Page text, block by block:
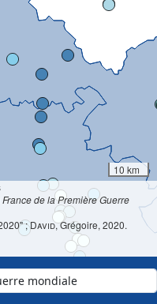
10 km
de la Première Guerre
;David, Grégoire, 2020.